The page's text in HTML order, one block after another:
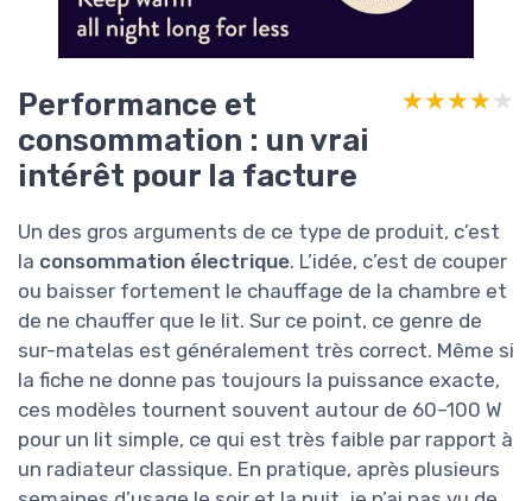
Performance et
consommation : un vrai
intérêt pour la facture
★★★★★
★★★★★
Un des gros arguments de ce type de produit, c’est
la consommation électrique. L’idée, c’est de couper
ou baisser fortement le chauffage de la chambre et
de ne chauffer que le lit. Sur ce point, ce genre de
sur-matelas est généralement très correct. Même si
la fiche ne donne pas toujours la puissance exacte,
ces modèles tournent souvent autour de 60–100 W
pour un lit simple, ce qui est très faible par rapport à
un radiateur classique. En pratique, après plusieurs